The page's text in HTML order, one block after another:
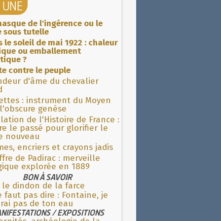
de l'ingérence ou le
sous tutelle
le soleil de mai 1922 : chaleur
ou emballement
?
contre le peuple
d'âme du chevalier
: instrument du Moyen
genèse
de l'Histoire de France :
le passé pour glorifier le
nouveau
encriers et crayons jadis
de Padirac : merveille
explorée en 1889
BON À SAVOIR
le dindon de la farce
faut pas dire : Fontaine, je
pas de ton eau
/ EXPOSITIONS